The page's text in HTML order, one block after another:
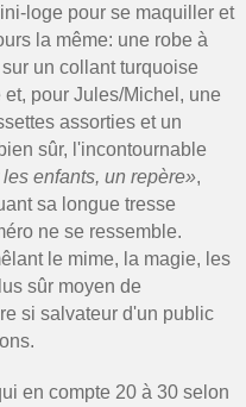
loge pour se maquiller et
la même: une robe à
un collant turquoise
pour Jules/Michel, une
assorties et un
sûr, l'incontournable
enfants, un repère»,
sa longue tresse
ne se ressemble.
le mime, la magie, les
sûr moyen de
si salvateur d'un public
en compte 20 à 30 selon